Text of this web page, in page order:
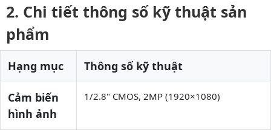
Chi tiết thông số kỹ thuật sản
phẩm
Hạng mục Thông số kỹ thuật
Cảm biến
hình ảnh
1/2.8" CMOS, 2MP (1920×1080)